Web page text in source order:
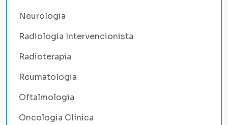
Neurologia
Radiologia Intervencionista
Radioterapia
Reumatologia
Oftalmologia
Oncologia Clínica